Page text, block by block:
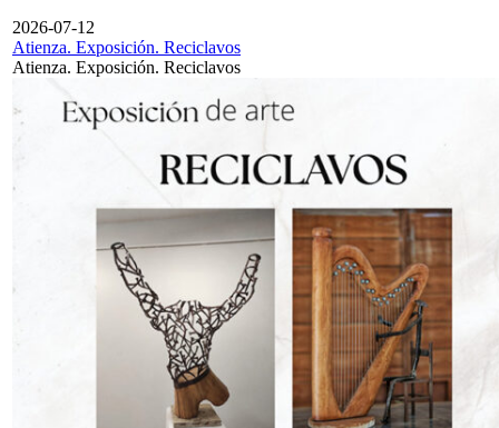
2026-07-12
Atienza. Exposición. Reciclavos
Atienza. Exposición. Reciclavos